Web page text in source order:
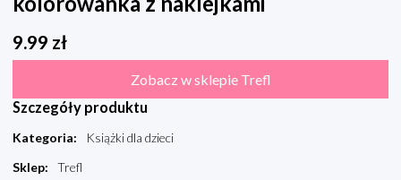
9.99 zł
Zobacz w sklepie Trefl
Szczegóły produktu
Kategoria:
Książki dla dzieci
Sklep:
Trefl